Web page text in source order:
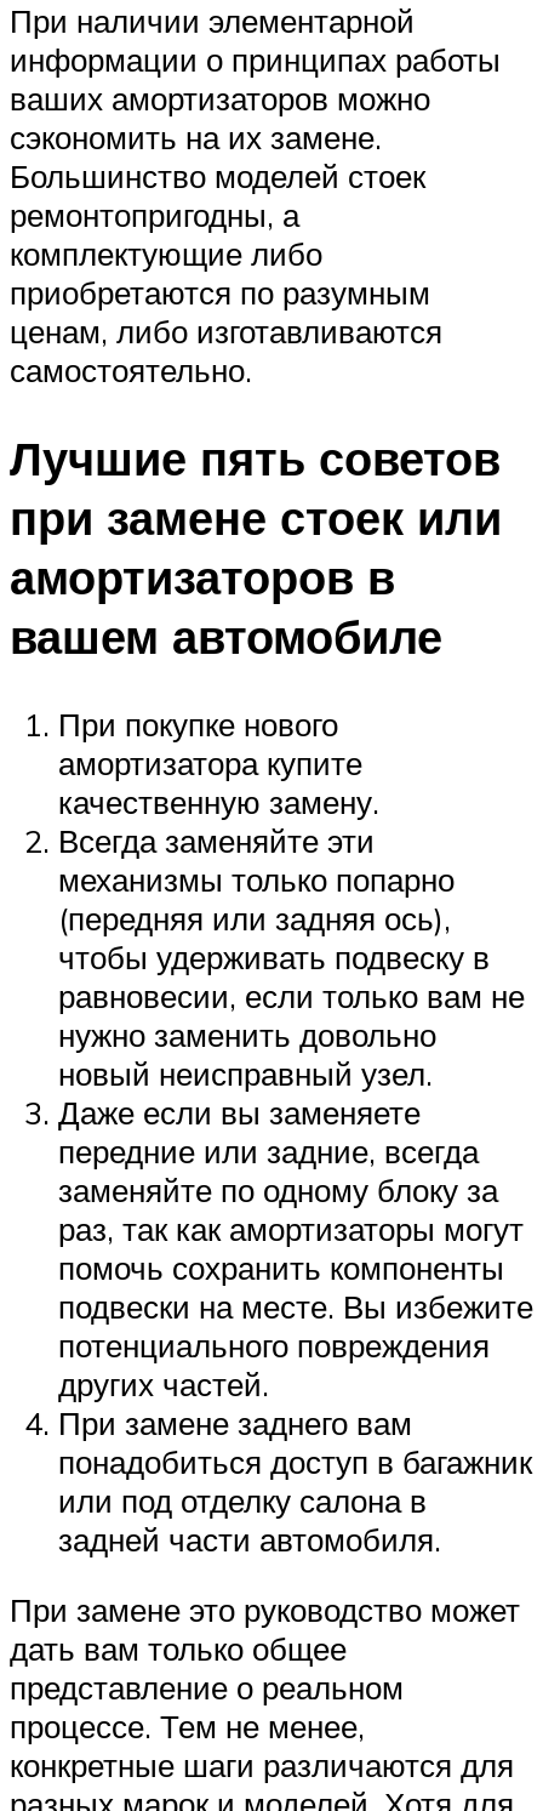
При наличии элементарной
информации о принципах работы
ваших амортизаторов можно
сэкономить на их замене.
Большинство моделей стоек
ремонтопригодны, а
комплектующие либо
приобретаются по разумным
ценам, либо изготавливаются
самостоятельно.
Лучшие пять советов
при замене стоек или
амортизаторов в
вашем автомобиле
При покупке нового
амортизатора купите
качественную замену.
Всегда заменяйте эти
механизмы только попарно
(передняя или задняя ось),
чтобы удерживать подвеску в
равновесии, если только вам не
нужно заменить довольно
новый неисправный узел.
Даже если вы заменяете
передние или задние, всегда
заменяйте по одному блоку за
раз, так как амортизаторы могут
помочь сохранить компоненты
подвески на месте. Вы избежите
потенциального повреждения
других частей.
При замене заднего вам
понадобиться доступ в багажник
или под отделку салона в
задней части автомобиля.
При замене это руководство может
дать вам только общее
представление о реальном
процессе. Тем не менее,
конкретные шаги различаются для